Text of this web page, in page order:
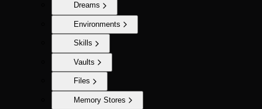
Dreams
Environments
Skills
Vaults
Files
Memory Stores